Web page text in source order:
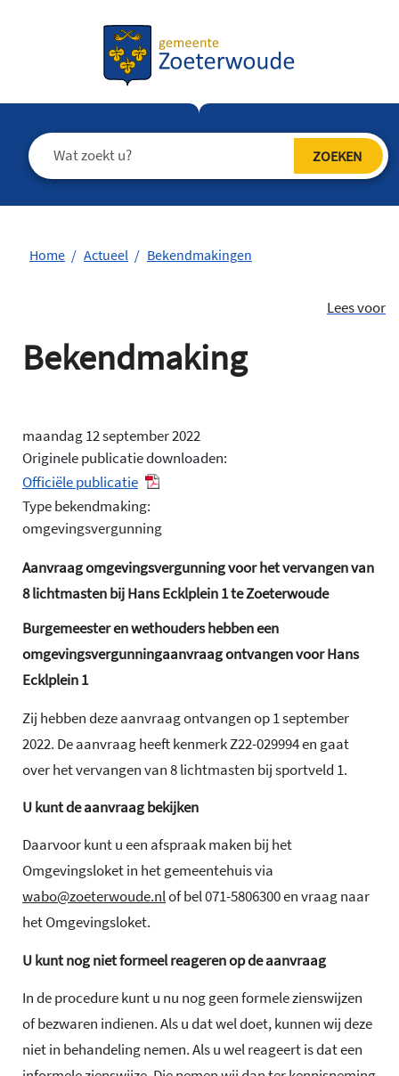
Home Actueel Bekendmakingen
Lees voor
Bekendmaking
maandag 12 september 2022
Originele publicatie downloaden:
Officiële publicatie
Type bekendmaking:
omgevingsvergunning
Aanvraag omgevingsvergunning voor het vervangen van
8 lichtmasten bij Hans Ecklplein 1 te Zoeterwoude
Burgemeester en wethouders hebben een
omgevingsvergunningaanvraag ontvangen voor Hans
Ecklplein 1
Zij hebben deze aanvraag ontvangen op 1 september
2022. De aanvraag heeft kenmerk Z22-029994 en gaat
over het vervangen van 8 lichtmasten bij sportveld 1.
U kunt de aanvraag bekijken
Daarvoor kunt u een afspraak maken bij het
Omgevingsloket in het gemeentehuis via
wabo@zoeterwoude.nlof bel 071-5806300 en vraag naar
het Omgevingsloket.
U kunt nog niet formeel reageren op de aanvraag
In de procedure kunt u nu nog geen formele zienswijzen
of bezwaren indienen. Als u dat wel doet, kunnen wij deze
niet in behandeling nemen. Als u wel reageert is dat een